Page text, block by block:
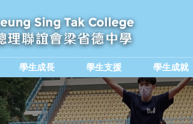
學生成長 學生支援 學生成就